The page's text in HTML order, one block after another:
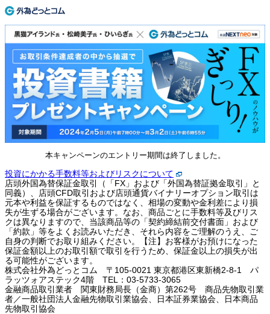
本キャンペーンのエントリー期間は終了しました。
投資にかかる手数料等およびリスクについて
店頭外国為替保証金取引（「FX」および「外国為替証拠金取引」と
同義）、店頭CFD取引および店頭通貨バイナリーオプション取引は
元本や利益を保証するものではなく、相場の変動や金利差により損
失が生ずる場合がございます。なお、商品ごとに手数料等及びリス
クは異なりますので、当該商品等の「契約締結前交付書面」および
「約款」等をよくお読みいただき、それら内容をご理解のうえ、ご
自身の判断でお取り組みください。【注】お客様がお預けになった
保証金額以上のお取引額で取引を行うため、保証金以上の損失が出
る可能性がございます。
株式会社外為どっとコム 〒105-0021 東京都港区東新橋2-8-1 パ
ラッツォアステック4階 TEL：03-5733-3065
金融商品取引業者 関東財務局長（金商）第262号 商品先物取引業
者／一般社団法人金融先物取引業協会、日本証券業協会、日本商品
先物取引協会